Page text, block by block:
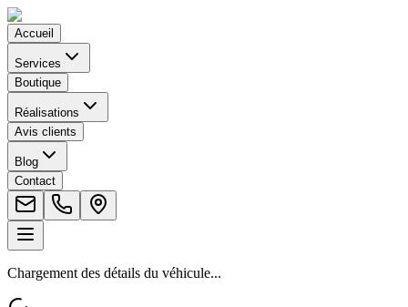
Accueil
Services
Boutique
Réalisations
Avis clients
Blog
Contact
Chargement des détails du véhicule...